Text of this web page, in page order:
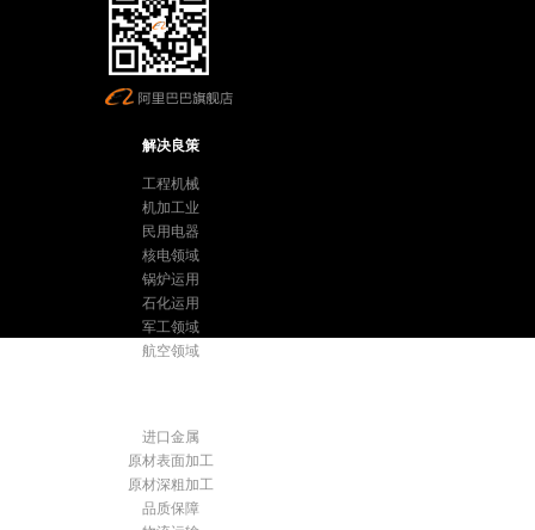
解决良策
工程机械
机加工业
民用电器
核电领域
锅炉运用
石化运用
军工领域
航空领域
进口金属
原材表面加工
原材深粗加工
品质保障